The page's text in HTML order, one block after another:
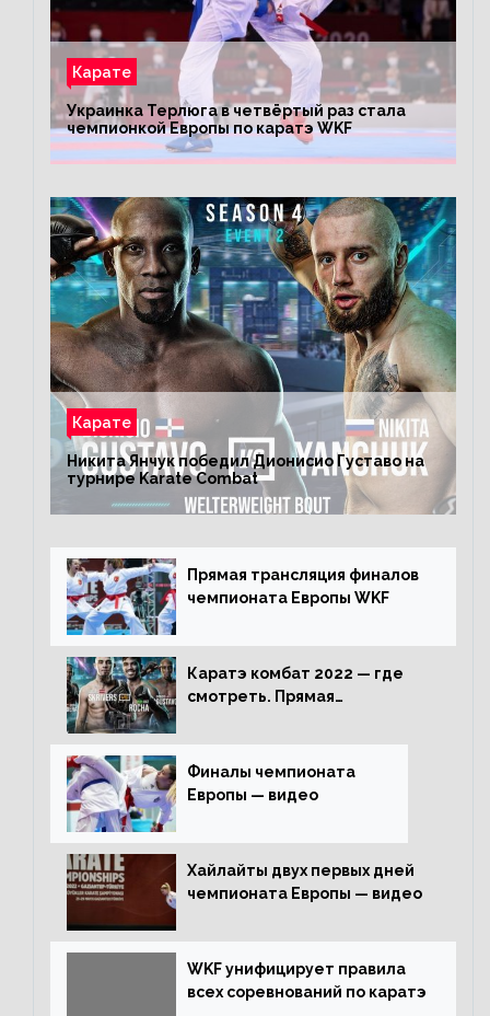
Карате
Украинка Терлюга в четвёртый раз стала
чемпионкой Европы по каратэ WKF
Карате
Никита Янчук победил Дионисио Густаво на
турнире Karate Combat
Прямая трансляция финалов
чемпионата Европы WKF
Каратэ комбат 2022 — где
смотреть. Прямая
Финалы чемпионата
Европы — видео
Хайлайты двух первых дней
чемпионата Европы — видео
WKF унифицирует правила
всех соревнований по каратэ